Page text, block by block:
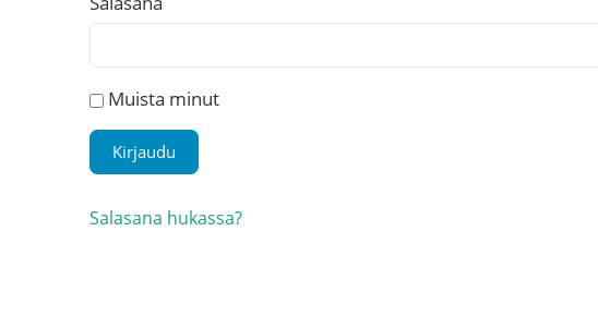
Muista minut
Salasana hukassa?